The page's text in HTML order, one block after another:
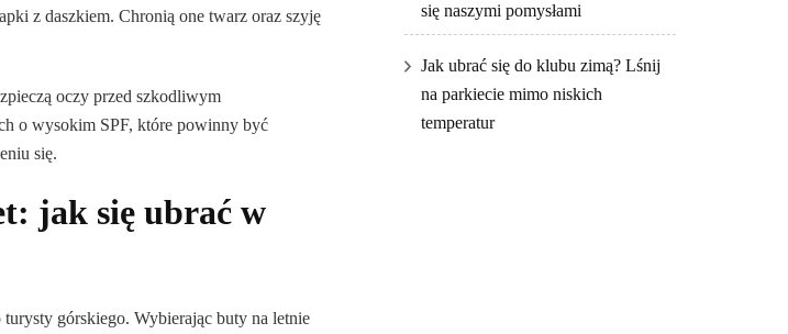
z daszkiem. Chronią one twarz oraz szyję
oczy przed szkodliwym
o wysokim SPF, które powinny być
się.
jak się ubrać w
górskiego. Wybierając buty na letnie
się naszymi pomysłami
Jak ubrać się do klubu zimą? Lśnij
na parkiecie mimo niskich
temperatur